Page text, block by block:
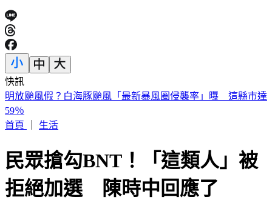
快訊
快訊／「蝴蝶姐姐」愷樂生了！雙胞胎女兒35週早產
首頁
民眾搶勾BNT！「這類人」被
拒絕加選 陳時中回應了